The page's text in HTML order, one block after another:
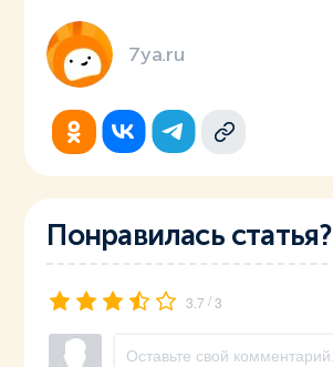
7ya.ru
Понравилась статья?
3.7 /3